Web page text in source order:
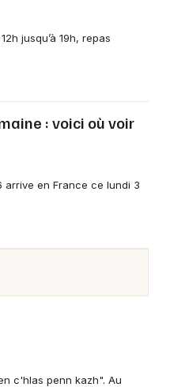
jusqu’à 19h, repas
: voici où voir
arrive en France ce lundi 3
c'hlas penn kazh". Au